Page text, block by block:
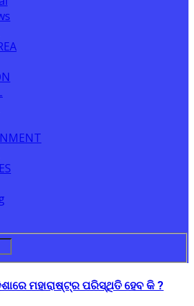
ମହାରାଷ୍ଟ୍ର ପରିସ୍ଥିତି ହେବ କି ?